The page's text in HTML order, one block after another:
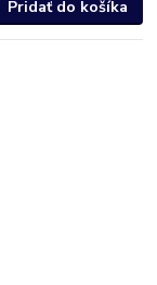
Pridať do košíka